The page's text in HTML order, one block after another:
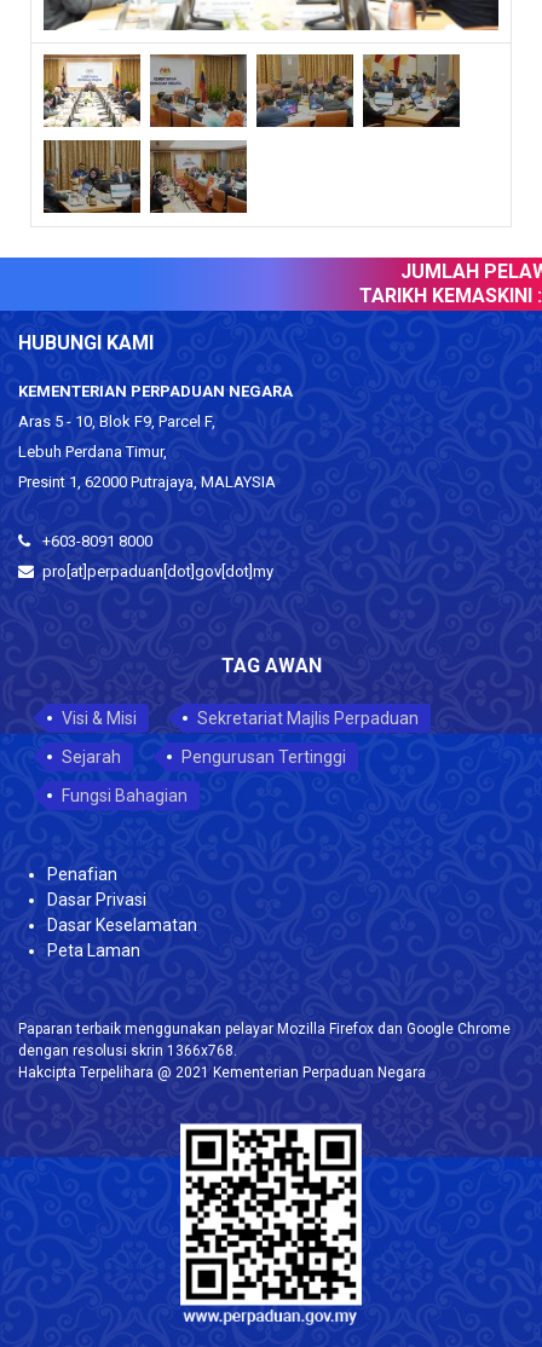
JUMLAH
TARIKH KEMASKINI :
HUBUNGI KAMI
KEMENTERIAN PERPADUAN NEGARA
Aras 5 - 10, Blok F9, Parcel F,
Lebuh Perdana Timur,
Presint 1, 62000 Putrajaya, MALAYSIA
+603-8091 8000
pro[at]perpaduan[dot]gov[dot]my
TAG AWAN
Visi & Misi
Sekretariat Majlis Perpaduan
Sejarah
Pengurusan Tertinggi
Fungsi Bahagian
Penafian
Dasar Privasi
Dasar Keselamatan
Peta Laman
Paparan terbaik menggunakan pelayar Mozilla Firefox dan Google Chrome
dengan resolusi skrin 1366x768.
Hakcipta Terpelihara @ 2021 Kementerian Perpaduan Negara